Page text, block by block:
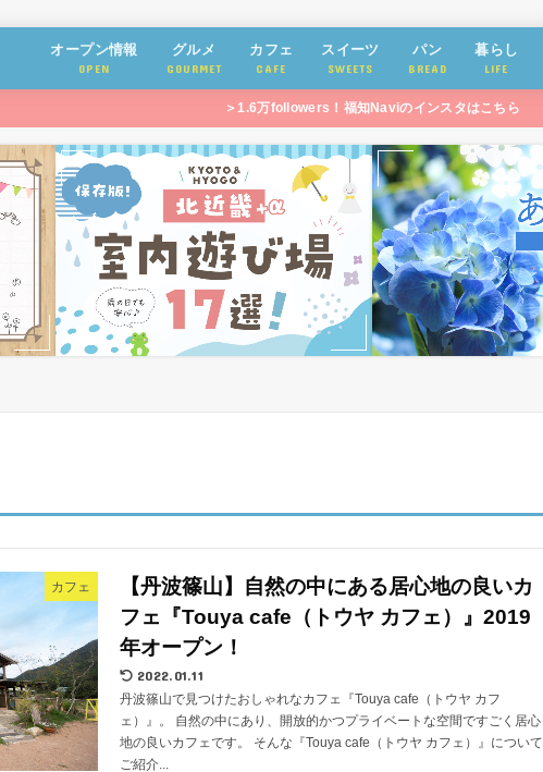
オープン情報
OPEN
グルメ
GOURMET
カフェ
CAFE
スイーツ
SWEETS
パン
BREAD
暮らし
LIFE
＞1.6万followers！福知Naviのインスタはこちら
カフェ
【丹波篠山】自然の中にある居心地の良いカ
フェ『Touya cafe（トウヤ カフェ）』2019
年オープン！
2022.01.11
丹波篠山で見つけたおしゃれなカフェ『Touya cafe（トウヤ カフ
ェ）』。 自然の中にあり、開放的かつプライベートな空間ですごく居心
地の良いカフェです。 そんな『Touya cafe（トウヤ カフェ）』について
ご紹介...